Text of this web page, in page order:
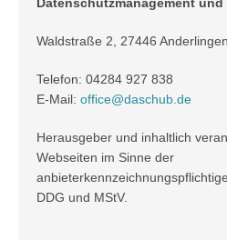
Waldstraße 2, 27446 Anderlingen
Telefon: 04284 927 838
E-Mail: office@daschub.de
Herausgeber und inhaltlich
Webseiten im Sinne der
DDG und MStV.